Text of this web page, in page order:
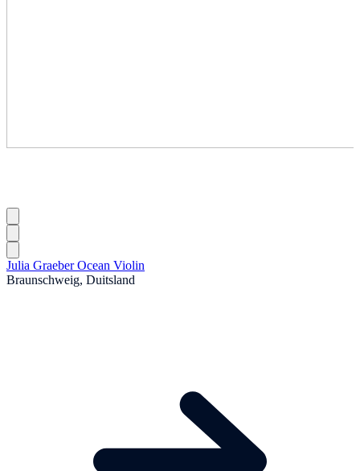
Julia Graeber Ocean Violin
Braunschweig, Duitsland